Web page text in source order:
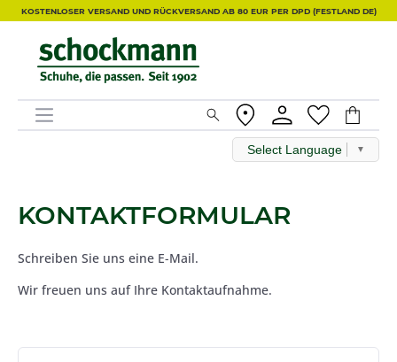
KOSTENLOSER VERSAND UND RÜCKVERSAND AB 80 EUR PER DPD (FESTLAND DE)
Select Language ▼
KONTAKTFORMULAR
Schreiben Sie uns eine E-Mail.
Wir freuen uns auf Ihre Kontaktaufnahme.